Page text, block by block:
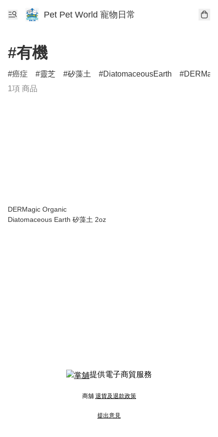
Pet Pet World 寵物日常
#有機
癌症 靈芝 矽藻土 DiatomaceousEarth
1項 商品
DERMagic Organic
Diatomaceous Earth 矽藻土 2oz
提供電子商貿服務
商舖 退貨及退款政策
提出意見